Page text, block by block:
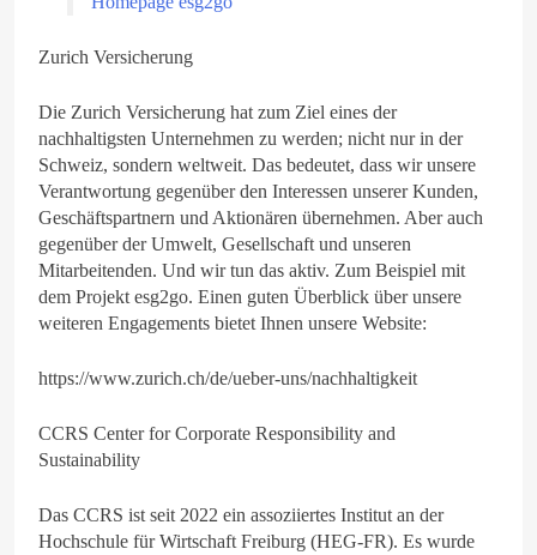
Zurich Versicherung
Die Zurich Versicherung hat zum Ziel eines der
nachhaltigsten Unternehmen zu werden; nicht nur in der
Schweiz, sondern weltweit. Das bedeutet, dass wir unsere
Verantwortung gegenüber den Interessen unserer Kunden,
Geschäftspartnern und Aktionären übernehmen. Aber auch
gegenüber der Umwelt, Gesellschaft und unseren
Mitarbeitenden. Und wir tun das aktiv. Zum Beispiel mit
dem Projekt esg2go. Einen guten Überblick über unsere
weiteren Engagements bietet Ihnen unsere Website:
https://www.zurich.ch/de/ueber-uns/nachhaltigkeit
CCRS Center for Corporate Responsibility and
Sustainability
Das CCRS ist seit 2022 ein assoziiertes Institut an der
Hochschule für Wirtschaft Freiburg (HEG-FR). Es wurde